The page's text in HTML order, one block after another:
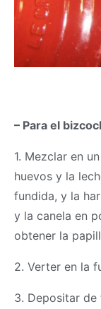
– Para el
1. Mezclar en
huevos y la
fundida, y la
y la canela en
obtener la
2. Verter en la
3. Depositar